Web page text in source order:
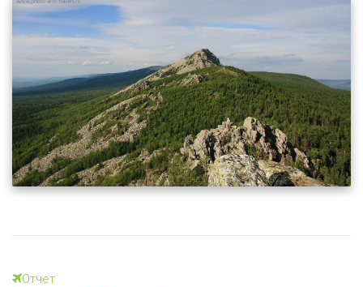
Отчет